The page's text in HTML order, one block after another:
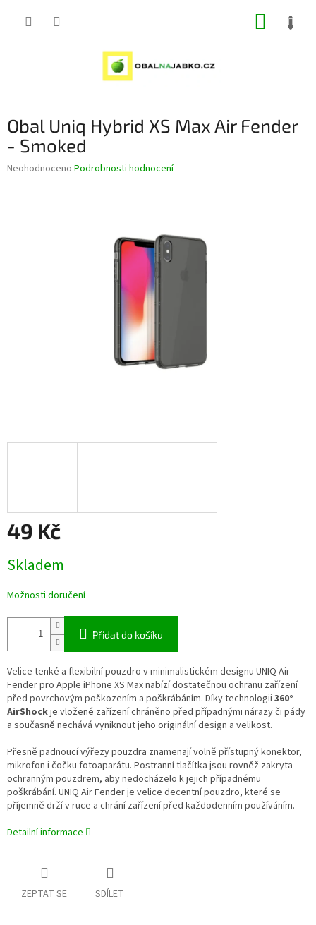
Obal Uniq Hybrid XS Max Air Fender
- Smoked
Průměrné
Neohodnoceno Podrobnosti hodnocení
49 Kč
cena:
Skladem
Možnosti doručení
Přidat do košíku
Velice tenké a flexibilní pouzdro v minimalistickém designu UNIQ Air
Fender pro Apple iPhone XS Max nabízí dostatečnou ochranu zařízení
před povrchovým poškozením a poškrábáním. Díky technologii 360°
AirShockje vložené zařízení chráněno před případnými nárazy či pády
a současně nechává vyniknout jeho originální design a velikost.
Přesně padnoucí výřezy pouzdra znamenají volně přístupný konektor,
mikrofon i čočku fotoaparátu. Postranní tlačítka jsou rovněž zakryta
ochranným pouzdrem, aby nedocházelo k jejich případnému
poškrábání. UNIQ Air Fender je velice decentní pouzdro, které se
příjemně drží v ruce a chrání zařízení před každodenním používáním.
Detailní informace
ZEPTAT SE SDÍLET